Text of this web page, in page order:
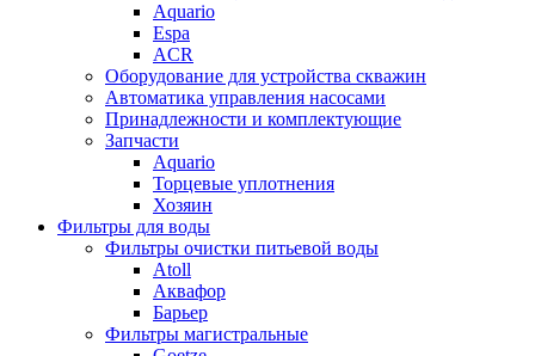
Aquario
Espa
ACR
Оборудование для устройства скважин
Автоматика управления насосами
Принадлежности и комплектующие
Запчасти
Aquario
Торцевые уплотнения
Хозяин
Фильтры для воды
Фильтры очистки питьевой воды
Atoll
Аквафор
Барьер
Фильтры магистральные